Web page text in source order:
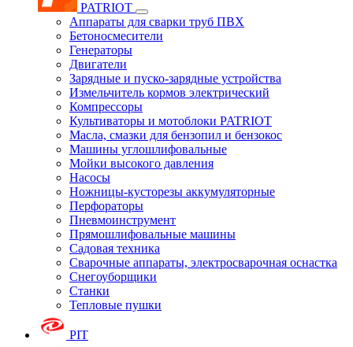
PATRIOT
Аппараты для сварки труб ПВХ
Бетоносмесители
Генераторы
Двигатели
Зарядные и пуско-зарядные устройства
Измельчитель кормов электрический
Компрессоры
Культиваторы и мотоблоки PATRIOT
Масла, смазки для бензопил и бензокос
Машины углошлифовальные
Мойки высокого давления
Насосы
Ножницы-кусторезы аккумуляторные
Перфораторы
Пневмоинструмент
Прямошлифовальные машины
Садовая техника
Сварочные аппараты, электросварочная оснастка
Снегоуборщики
Станки
Тепловые пушки
PIT